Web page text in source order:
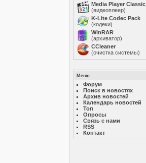
Media Player Classic
(видеоплеер)
K-Lite Codec Pack
(кодеки)
WinRAR
(архиватор)
ССleaner
(очистка системы)
Меню
Форум
Поиск в новостях
Архив новостей
Календарь новостей
Топ
Опросы
Связь с нами
RSS
Контакт